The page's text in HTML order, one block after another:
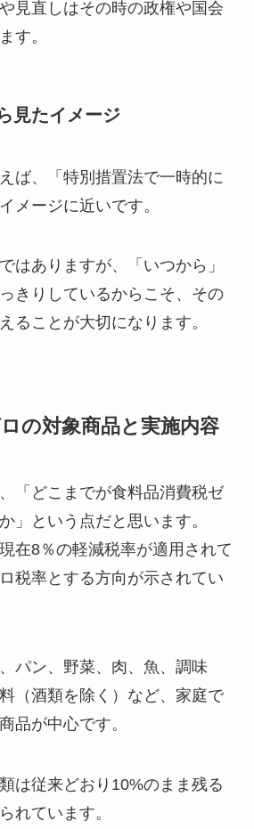
見直しはその時の政権や国会
す。
見たイメージ
ば、「特別措置法で一時的に
メージに近いです。
はありますが、「いつから」
きりしているからこそ、その
ることが大切になります。
の対象商品と実施内容
「どこまでが食料品消費税ゼ
」という点だと思います。
在8％の軽減税率が適用されて
税率とする方向が示されてい
パン、野菜、肉、魚、調味
（酒類を除く）など、家庭で
品が中心です。
は従来どおり10%のまま残る
れています。